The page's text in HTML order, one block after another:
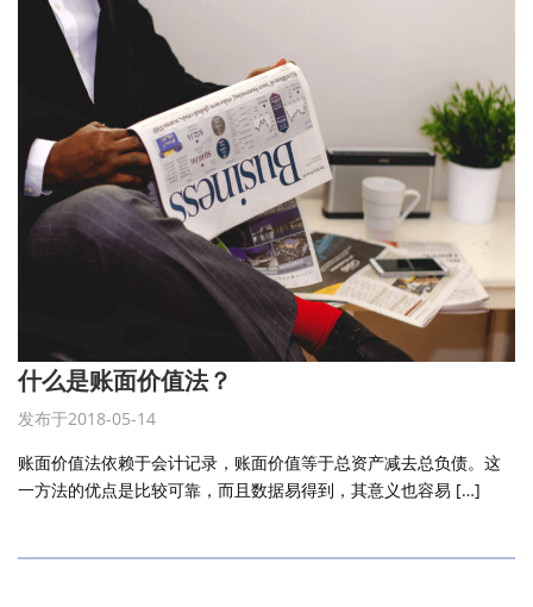
什么是账面价值法？
发布于2018-05-14
账面价值法依赖于会计记录，账面价值等于总资产减去总负债。这
一方法的优点是比较可靠，而且数据易得到，其意义也容易 […]